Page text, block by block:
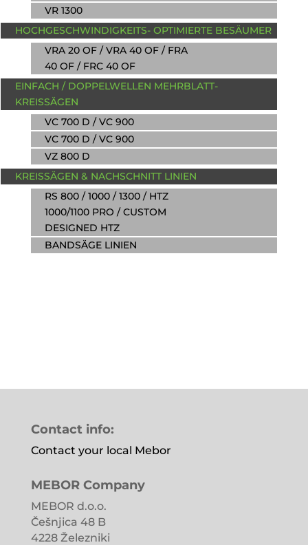
VR 1300
HOCHGESCHWINDIGKEITS- OPTIMIERTE BESÄUMER
VRA 20 OF / VRA 40 OF / FRA
40 OF / FRC 40 OF
EINFACH / DOPPELWELLEN MEHRBLATT-
KREISSÄGEN
VC 700 D / VC 900
VC 700 D / VC 900
VZ 800 D
KREISSÄGEN & NACHSCHNITT LINIEN
RS 800 / 1000 / 1300 / HTZ
1000/1100 PRO / CUSTOM
DESIGNED HTZ
BANDSÄGE LINIEN
Contact info:
Contact your local Mebor
MEBOR Company
MEBOR d.o.o.
Češnjica 48 B
4228 Železniki